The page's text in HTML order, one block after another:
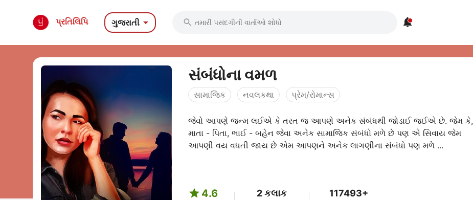
પ્રતિલિપિ ગુજરાતી   
સંબંધોના વમળ
સામાજિક નવલકથા પ્રેમ/રોમાન્સ
જેવો આપણે જન્મ લઈએ કે તરત જ આપણે અનેક સંબંધથી જોડાઈ જઈએ છે. જેમ કે,
માતા - પિતા, ભાઈ - બહેન જેવા અનેક સામાજિક સંબંધો મળે છે પણ એ સિવાય જેમ
આપણી વય વધતી જાય છે એમ આપણને અનેક લાગણીના સંબંધો પણ મળે ...
 4.6 2 કલાક 117493+